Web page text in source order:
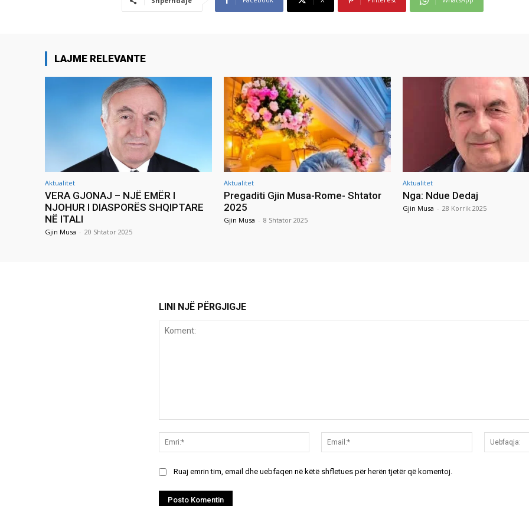
LAJME RELEVANTE
Aktualitet
VERA GJONAJ – NJË EMËR I
NJOHUR I DIASPORËS SHQIPTARE
NË ITALI
Gjin Musa - 20 Shtator 2025
Aktualitet
Pregaditi Gjin Musa-Rome- Shtator
2025
Gjin Musa - 8 Shtator 2025
Aktualitet
Nga: Ndue Dedaj
Gjin Musa - 28 Korrik 2025
LINI NJË PËRGJIGJE
Emri:*
Email:*
Ruaj emrin tim, email dhe uebfaqen në këtë shfletues për herën tjetër që komentoj.